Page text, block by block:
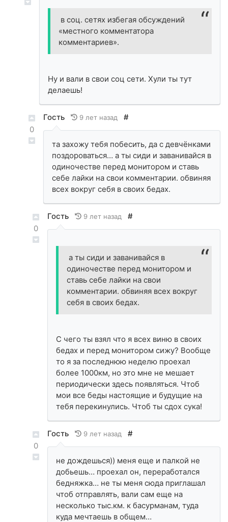
в соц. сетях избегая обсуждений
«местного комментатора
комментариев».
Ну и вали в свои соц сети. Хули ты тут
делаешь!
0
Гость 9 лет назад #
та захожу тебя побесить, да с девчёнками
поздороваться… а ты сиди и заванивайся в
одиночестве перед монитором и ставь
себе лайки на свои комментарии. обвиняя
всех вокруг себя в своих бедах.
0
Гость 9 лет назад #
а ты сиди и заванивайся в
одиночестве перед монитором и
ставь себе лайки на свои
комментарии. обвиняя всех вокруг
себя в своих бедах.
С чего ты взял что я всех виню в своих
бедах и перед монитором сижу? Вообще
то я за последнюю неделю проехал
более 1000км, но это мне не мешает
периодически здесь появляться. Чтоб
мои все беды настоящие и будущие на
тебя перекинулись. Чтоб ты сдох сука!
0
Гость 9 лет назад #
не дождешься)) меня еще и палкой не
добьешь… проехал он, переработался
бедняжка… не ты меня сюда приглашал
чтоб отправлять, вали сам еще на
несколько тыс.км. к басурманам, туда
куда мечтаешь в общем…